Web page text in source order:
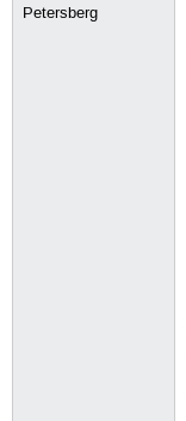
Petersberg